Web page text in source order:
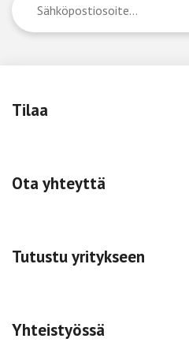
Tilaa
Ota yhteyttä
Tutustu yritykseen
Yhteistyössä